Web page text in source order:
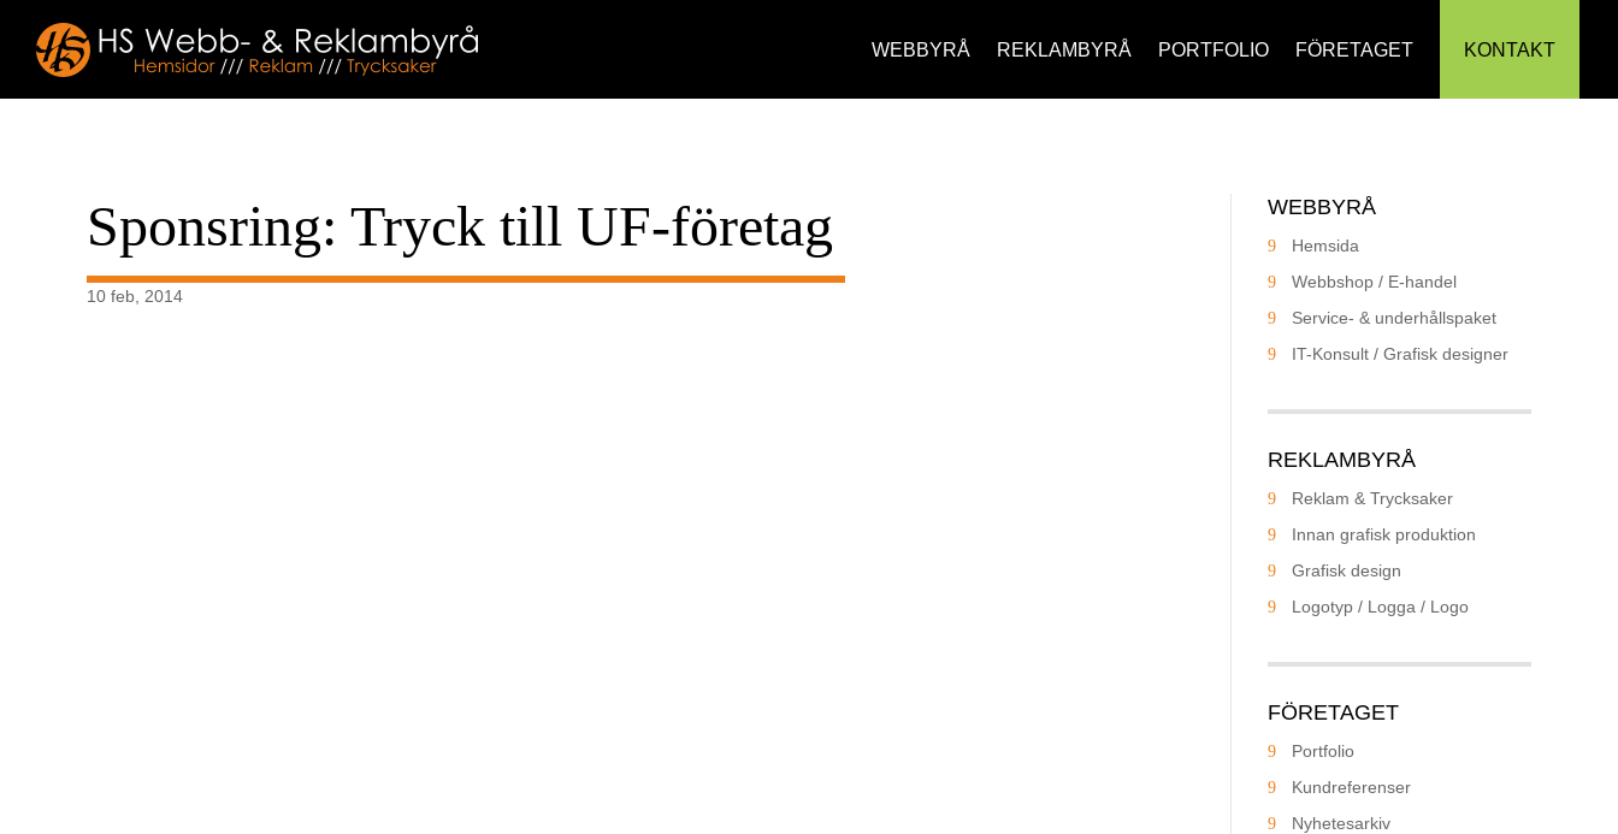
WEBBYRÅ REKLAMBYRÅ PORTFOLIO FÖRETAGET KONTAKT
Sponsring: Tryck till UF-företag
10 feb, 2014
WEBBYRÅ
Hemsida
Webbshop / E-handel
Service- & underhållspaket
IT-Konsult / Grafisk designer
REKLAMBYRÅ
Reklam & Trycksaker
Innan grafisk produktion
Grafisk design
Logotyp / Logga / Logo
FÖRETAGET
Portfolio
Kundreferenser
Nyhetesarkiv